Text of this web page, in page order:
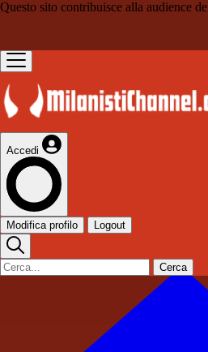
Questo sito contribuisce alla audience de
Accedi
Modifica profilo Logout
Cerca